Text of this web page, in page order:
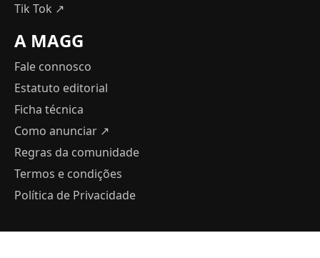
Tik Tok ↗
A MAGG
Fale connosco
Estatuto editorial
Ficha técnica
Como anunciar ↗
Regras da comunidade
Termos e condições
Política de Privacidade